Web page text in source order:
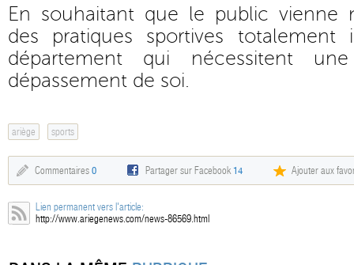
En souhaitant que le public vienne
des pratiques sportives totalement
département qui nécessitent
dépassement de soi.
ariège sports
Commentaires 0 Partager sur Facebook14 Ajouter aux
Lien permanent vers l'article:
http://www.ariegenews.com/news-86569.html